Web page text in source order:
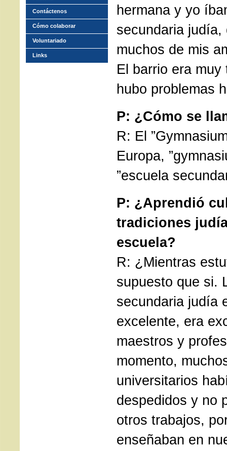
hermana y yo
secundaria judía,
muchos de mis
El barrio era
hubo problemas
P: ¿Cómo se
R: El
Europa,
”escuela
P: ¿Aprendió
tradiciones
escuela?
R: ¿Mientras
supuesto que si.
secundaria judía
excelente, era
maestros y
momento,
universitarios
despedidos y no
otros trabajos,
enseñaban en
Contáctenos
Cómo colaborar
Voluntariado
Links